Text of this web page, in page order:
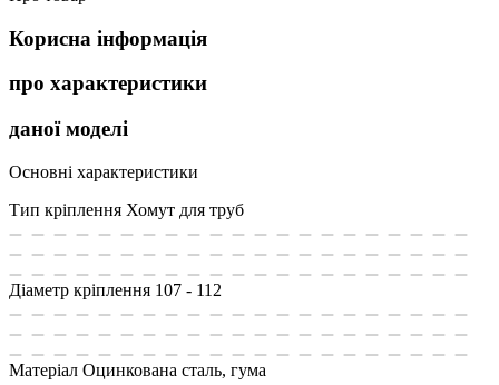
Корисна інформація
про характеристики
даної моделі
Основні характеристики
Тип кріплення Хомут для труб
Діаметр кріплення 107 - 112
Матеріал Оцинкована сталь, гума